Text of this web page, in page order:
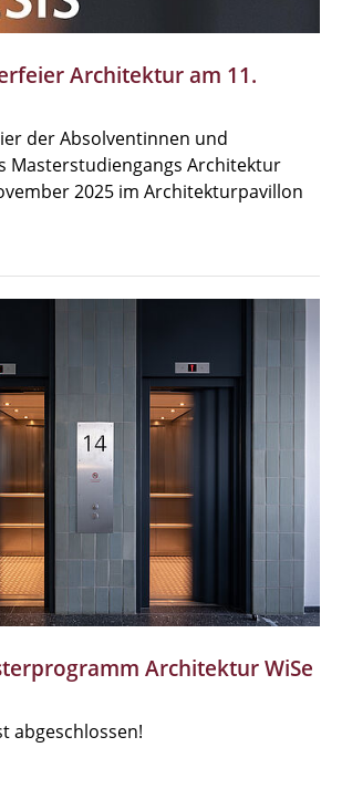
Architektur am 11.
der Absolventinnen und
Masterstudiengangs Architektur
2025 im Architekturpavillon
Architektur WiSe
abgeschlossen!